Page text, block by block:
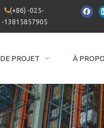
(+86) -025-
-13815857905
PROJET À